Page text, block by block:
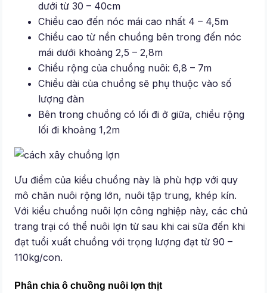
dưới từ 30 – 40cm
Chiều cao đến nóc mái cao nhất 4 – 4,5m
Chiều cao từ nền chuồng bên trong đến nóc
mái dưới khoảng 2,5 – 2,8m
Chiều rộng của chuồng nuôi: 6,8 – 7m
Chiều dài của chuồng sẽ phụ thuộc vào số
lượng đàn
Bên trong chuồng có lối đi ở giữa, chiều rộng
lối đi khoảng 1,2m
Ưu điểm của kiểu chuồng này là phù hợp với quy
mô chăn nuôi rộng lớn, nuôi tập trung, khép kín.
Với kiểu chuồng nuôi lợn công nghiệp này, các chủ
trang trại có thể nuôi lợn từ sau khi cai sữa đến khi
đạt tuổi xuất chuồng với trọng lượng đạt từ 90 –
110kg/con.
Phân chia ô chuồng nuôi lợn thịt